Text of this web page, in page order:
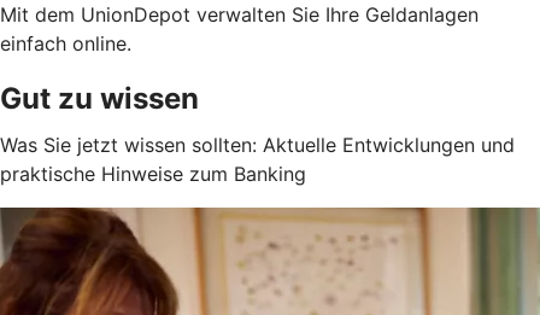
Mit dem UnionDepot verwalten Sie Ihre Geldanlagen
einfach online.
Gut zu wissen
Was Sie jetzt wissen sollten: Aktuelle Entwicklungen und
praktische Hinweise zum Banking